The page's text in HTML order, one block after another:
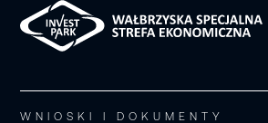
WNIOSKI I DOKUMENTY